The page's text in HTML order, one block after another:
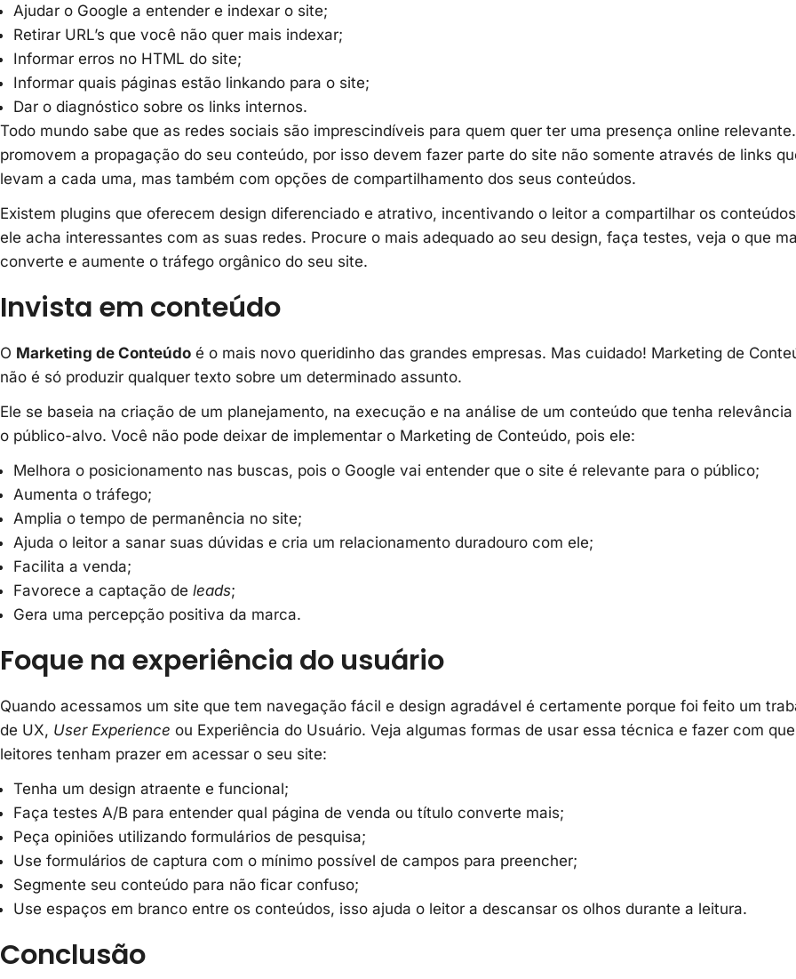
Ajudar o Google a entender e indexar o site;
Retirar URL’s que você não quer mais indexar;
Informar erros no HTML do site;
Informar quais páginas estão linkando para o site;
Dar o diagnóstico sobre os links internos.
Todo mundo sabe que as redes sociais são imprescindíveis para quem quer ter uma presença online
promovem a propagação do seu conteúdo, por isso devem fazer parte do site não somente através de links
levam a cada uma, mas também com opções de compartilhamento dos seus conteúdos.
Existem plugins que oferecem design diferenciado e atrativo, incentivando o leitor a compartilhar os
ele acha interessantes com as suas redes. Procure o mais adequado ao seu design, faça testes, veja o que
converte e aumente o tráfego orgânico do seu site.
Invista em conteúdo
O Marketing de Conteúdo é o mais novo queridinho das grandes empresas. Mas cuidado! Marketing de
não é só produzir qualquer texto sobre um determinado assunto.
Ele se baseia na criação de um planejamento, na execução e na análise de um conteúdo que tenha relevância
o público-alvo. Você não pode deixar de implementar o Marketing de Conteúdo, pois ele:
Melhora o posicionamento nas buscas, pois o Google vai entender que o site é relevante para o público;
Aumenta o tráfego;
Amplia o tempo de permanência no site;
Ajuda o leitor a sanar suas dúvidas e cria um relacionamento duradouro com ele;
Facilita a venda;
Favorece a captação de leads;
Gera uma percepção positiva da marca.
Foque na experiência do usuário
Quando acessamos um site que tem navegação fácil e design agradável é certamente porque foi feito um
de UX, User Experience ou Experiência do Usuário. Veja algumas formas de usar essa técnica e fazer com
leitores tenham prazer em acessar o seu site:
Tenha um design atraente e funcional;
Faça testes A/B para entender qual página de venda ou título converte mais;
Peça opiniões utilizando formulários de pesquisa;
Use formulários de captura com o mínimo possível de campos para preencher;
Segmente seu conteúdo para não ficar confuso;
Use espaços em branco entre os conteúdos, isso ajuda o leitor a descansar os olhos durante a leitura.
Conclusão